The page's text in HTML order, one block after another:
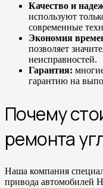
Качество и
используют
современные
Экономия
позволяет
неисправностей.
Гарантия:
гарантию на
Почему
ремонта
Наша компания
привода автомобилей